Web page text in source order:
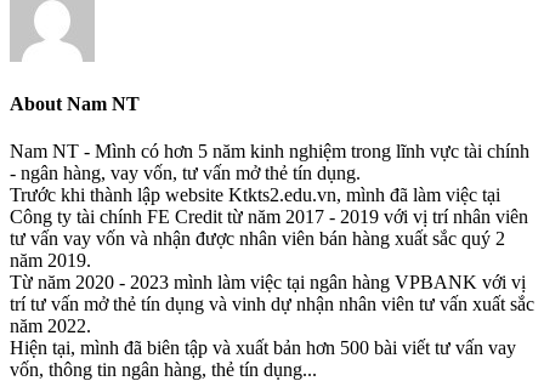
About Nam NT
Nam NT - Mình có hơn 5 năm kinh nghiệm trong lĩnh vực tài chính
- ngân hàng, vay vốn, tư vấn mở thẻ tín dụng.
Trước khi thành lập website Ktkts2.edu.vn, mình đã làm việc tại
Công ty tài chính FE Credit từ năm 2017 - 2019 với vị trí nhân viên
tư vấn vay vốn và nhận được nhân viên bán hàng xuất sắc quý 2
năm 2019.
Từ năm 2020 - 2023 mình làm việc tại ngân hàng VPBANK với vị
trí tư vấn mở thẻ tín dụng và vinh dự nhận nhân viên tư vấn xuất sắc
năm 2022.
Hiện tại, mình đã biên tập và xuất bản hơn 500 bài viết tư vấn vay
vốn, thông tin ngân hàng, thẻ tín dụng...